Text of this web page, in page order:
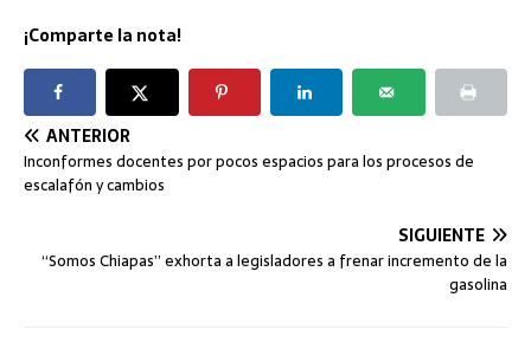
¡Comparte la nota!
ANTERIOR
Inconformes docentes por pocos espacios para los procesos de
escalafón y cambios
SIGUIENTE
“Somos Chiapas” exhorta a legisladores a frenar incremento de la
gasolina